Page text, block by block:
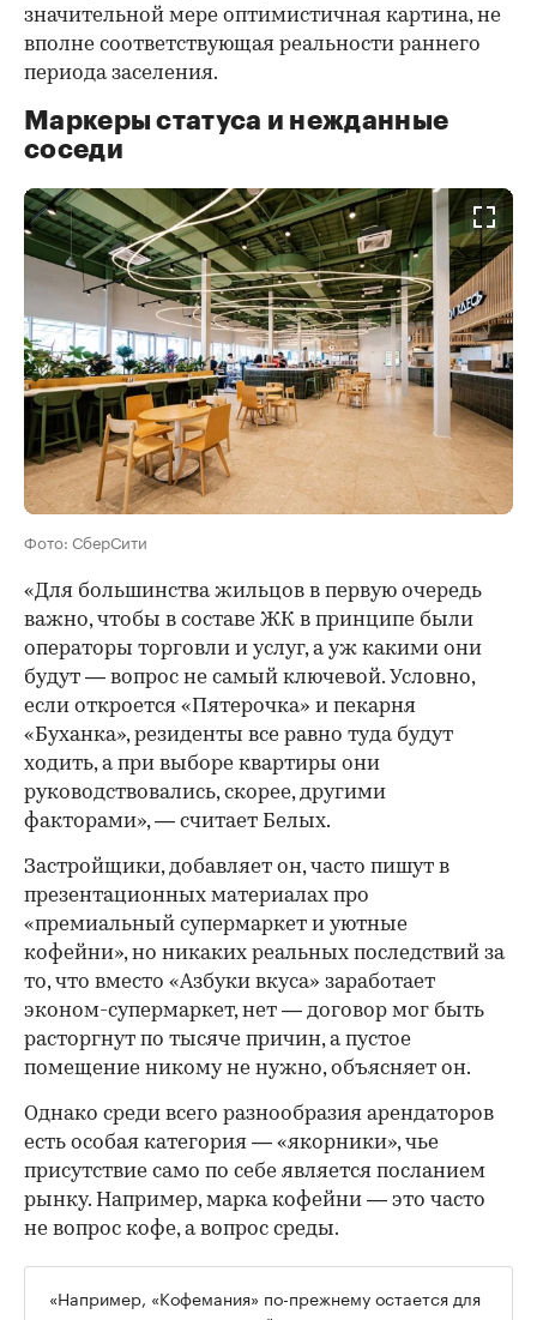
значительной мере оптимистичная картина, не
вполне соответствующая реальности раннего
периода заселения.
Маркеры статуса и нежданные
соседи
Фото: СберСити
«Для большинства жильцов в первую очередь
важно, чтобы в составе ЖК в принципе были
операторы торговли и услуг, а уж какими они
будут — вопрос не самый ключевой. Условно,
если откроется «Пятерочка» и пекарня
«Буханка», резиденты все равно туда будут
ходить, а при выборе квартиры они
руководствовались, скорее, другими
факторами», — считает Белых.
Застройщики, добавляет он, часто пишут в
презентационных материалах про
«премиальный супермаркет и уютные
кофейни», но никаких реальных последствий за
то, что вместо «Азбуки вкуса» заработает
эконом-супермаркет, нет — договор мог быть
расторгнут по тысяче причин, а пустое
помещение никому не нужно, объясняет он.
Однако среди всего разнообразия арендаторов
есть особая категория — «якорники», чье
присутствие само по себе является посланием
рынку. Например, марка кофейни — это часто
не вопрос кофе, а вопрос среды.
«Например, «Кофемания» по-прежнему остается для